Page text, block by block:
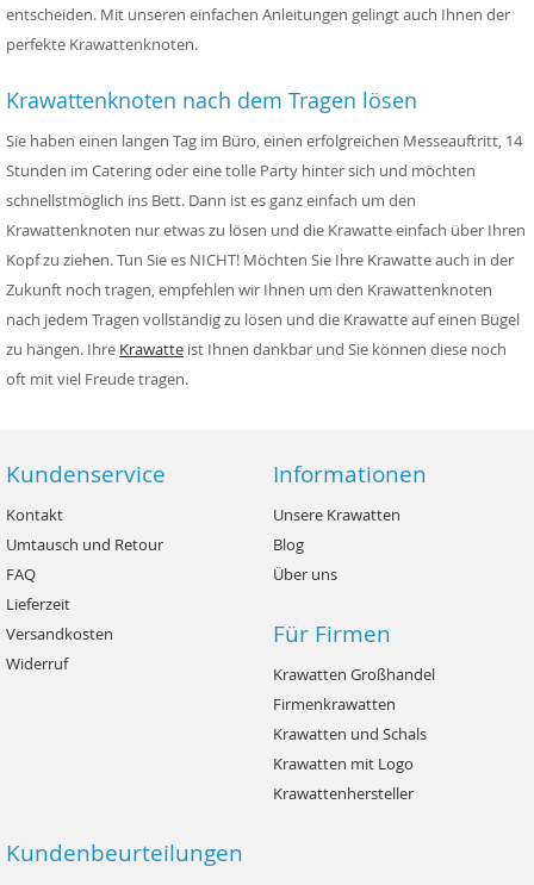
entscheiden. Mit unseren einfachen Anleitungen gelingt auch Ihnen der
perfekte Krawattenknoten.
Krawattenknoten nach dem Tragen lösen
Sie haben einen langen Tag im Büro, einen erfolgreichen Messeauftritt, 14
Stunden im Catering oder eine tolle Party hinter sich und möchten
schnellstmöglich ins Bett. Dann ist es ganz einfach um den
Krawattenknoten nur etwas zu lösen und die Krawatte einfach über Ihren
Kopf zu ziehen. Tun Sie es NICHT! Möchten Sie Ihre Krawatte auch in der
Zukunft noch tragen, empfehlen wir Ihnen um den Krawattenknoten
nach jedem Tragen vollständig zu lösen und die Krawatte auf einen Bügel
zu hängen. Ihre Krawatte ist Ihnen dankbar und Sie können diese noch
oft mit viel Freude tragen.
Kundenservice
Kontakt
Umtausch und Retour
FAQ
Lieferzeit
Versandkosten
Widerruf
Informationen
Unsere Krawatten
Blog
Über uns
Für Firmen
Krawatten Großhandel
Firmenkrawatten
Krawatten und Schals
Krawatten mit Logo
Krawattenhersteller
Kundenbeurteilungen